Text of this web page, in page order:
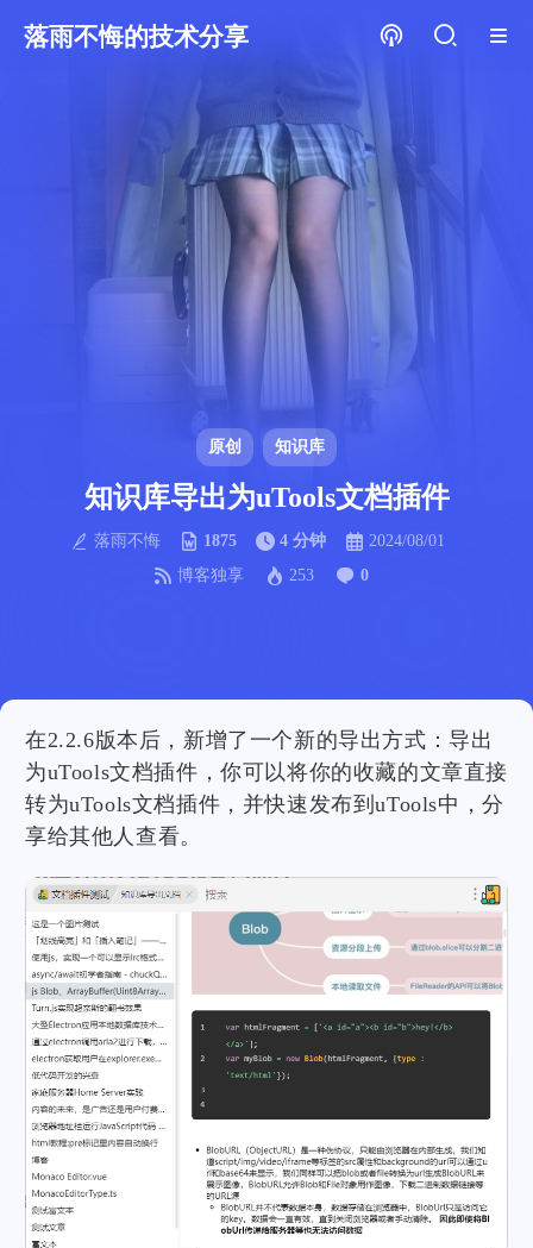
落雨不悔的技术分享
原创 知识库
知识库导出为uTools文档插件
落雨不悔 1875 4 分钟
2024/08/01
博客独享
253 0
在2.2.6版本后，新增了一个新的导出方式：导出
为uTools文档插件，你可以将你的收藏的文章直接
转为uTools文档插件，并快速发布到uTools中，分
享给其他人查看。